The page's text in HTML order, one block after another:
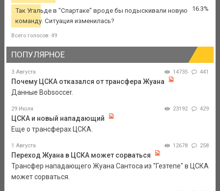
Так Угальде в "Спартаке" вроде бы подыскивали новую
команду. Ситуация изменилась?
16.3%
Всего голосов: 49
ПОПУЛЯРНОЕ
3 Августа 14735 441
Почему ЦСКА отказался от трансфера Жуана
Данные Bobsoccer.
29 Июля 23192 429
ЦСКА и новый нападающий
Еще о трансферах ЦСКА.
1 Августа 12678 258
Переход Жуана в ЦСКА может сорваться
Трансфер нападающего Жуана Сантоса из "Гезтепе" в ЦСКА
может сорваться.